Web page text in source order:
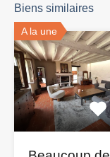
Biens similaires
A la une